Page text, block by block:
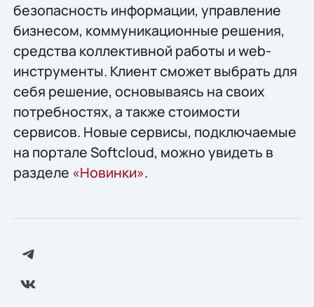
безопасность информации, управление
бизнесом, коммуникационные решения,
средства коллективной работы и web-
инструменты. Клиент сможет выбрать для
себя решение, основываясь на своих
потребностях, а также стоимости
сервисов. Новые сервисы, подключаемые
на портале Softcloud, можно увидеть в
разделе «Новинки».